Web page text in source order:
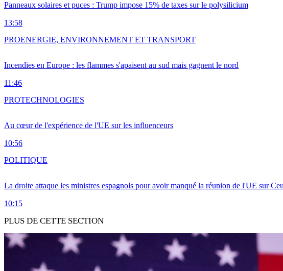
Panneaux solaires et puces : Trump impose 15% de taxes sur le polysilicium
13:58
Incendies en Europe : les flammes s'apaisent au sud mais gagnent le nord
11:46
PROENERGIE, ENVIRONNEMENT ET TRANSPORT
Au cœur de l'expérience de l'UE sur les influenceurs
10:56
PROTECHNOLOGIES
La droite attaque les ministres espagnols pour avoir manqué la réunion de l'UE sur
10:15
POLITIQUE
PLUS DE CETTE SECTION